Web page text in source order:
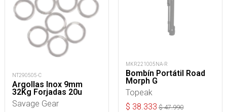
NT290505-C
Argollas Inox 9mm
32Kg Forjadas 20u
Savage Gear
MKR221005NA-R
Bombín Portátil Road
Morph G
Topeak
$ 38.333 $47.990